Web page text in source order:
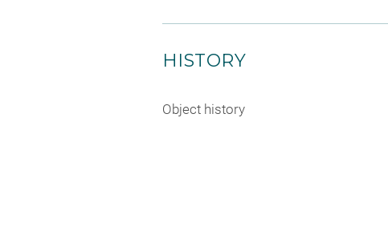
HISTORY
Object history